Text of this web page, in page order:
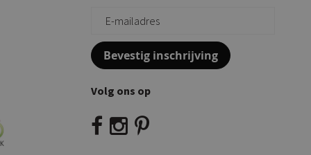
Bevestig inschrijving
Volg ons op